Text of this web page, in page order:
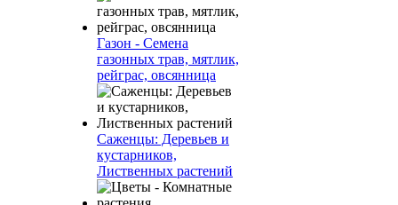
Газон - Семена
газонных трав, мятлик,
рейграс, овсянница
Саженцы: Деревьев и
кустарников,
Лиственных растений